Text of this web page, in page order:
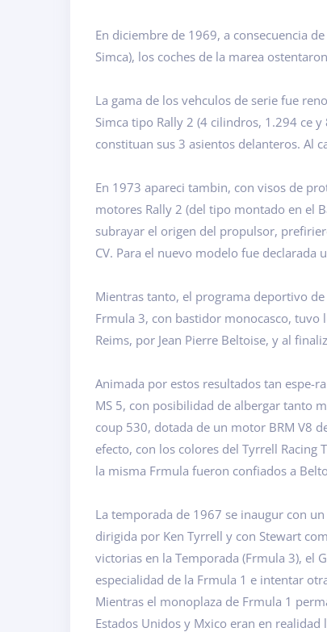
En diciembre de 1969, a consecuencia
Simca), los coches de la marea
La gama de los vehculos de serie fue
Simca tipo Rally 2 (4 cilindros, 1.294 ce
constituan sus 3 asientos delanteros. Al
En 1973 apareci tambin, con visos de
motores Rally 2 (del tipo montado en el
subrayar el origen del propulsor,
CV. Para el nuevo modelo fue
Mientras tanto, el programa deportivo
Frmula 3, con bastidor monocasco,
Reims, por Jean Pierre Beltoise, y al
Animada por estos resultados tan espe-
MS 5, con posibilidad de albergar tanto
coup 530, dotada de un motor BRM V8
efecto, con los colores del Tyrrell
la misma Frmula fueron confiados a
La temporada de 1967 se inaugur con
dirigida por Ken Tyrrell y con Stewart
victorias en la Temporada (Frmula 3), el
especialidad de la Frmula 1 e intentar
Mientras el monoplaza de Frmula 1
Estados Unidos y Mxico eran en